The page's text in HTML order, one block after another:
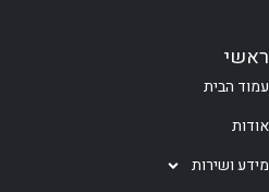
ראשי
עמוד הבית
אודות
מידע ושירות